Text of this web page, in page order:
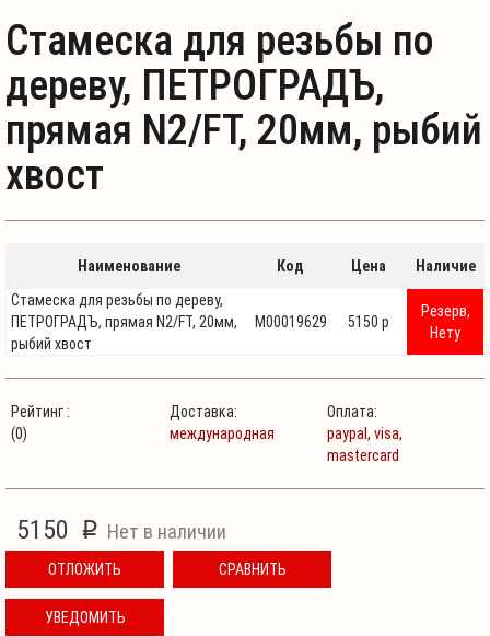
Стамеска для резьбы по
дереву, ПЕТРОГРАДЪ,
прямая N2/FT, 20мм, рыбий
хвост
Наименование Код Цена
Наличие
Стамеска для резьбы по дереву,
ПЕТРОГРАДЪ, прямая N2/FT, 20мм,
рыбий хвост
М00019629 5150 p
Резерв,
Нету
Рейтинг :
(0)
Доставка:
международная
Оплата:
paypal, visa,
mastercard
5150 p Нет в наличии
ОТЛОЖИТЬ СРАВНИТЬ
УВЕДОМИТЬ